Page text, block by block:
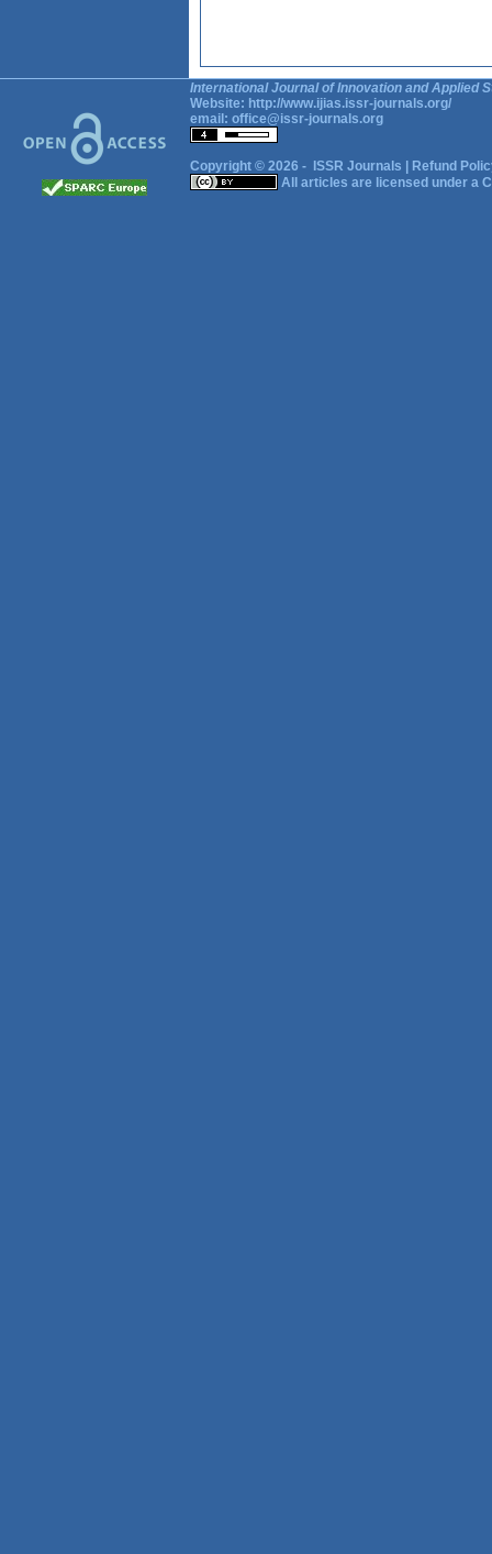
International Journal of Innovation and Applied
Website: http://www.ijias.issr-journals.org/
email: office@issr-journals.org
Copyright © 2026 - ISSR Journals
Refund
All articles are licensed under a